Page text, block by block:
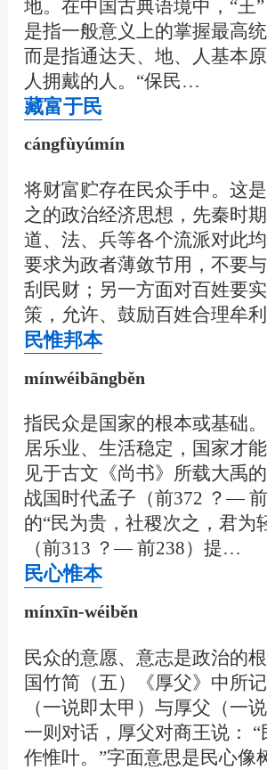
地。在中国古典语境中，“王
是指一般意义上的掌握最高统
而是指通达天、地、人基本
人拥戴的人。“保民…
藏富于民
cángfùyúmín
将财富贮存在民众手中。这
之的政治经济思想，先秦时期
道、法、兵等各个流派对此
要求为政者薄敛节用，不要
刮民财；另一方面对百姓要
策，允许、鼓励百姓合理牟
民惟邦本
mínwéibāngběn
指民众是国家的根本或基础
居乐业、生活稳定，国家才
见于古文《尚书》所载大禹
战国时代孟子（前372 ？—
的“民为贵，社稷次之，君为
（前313 ？— 前238）提…
民心惟本
mínxīn-wéiběn
民众的意愿、意志是政治的
国竹简（五）《厚父》中所
（一说即太甲）与厚父（一
一则对话，厚父对商王说：
作惟叶。”字面意思是民心像